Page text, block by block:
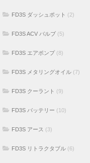
FD3S ダッシュポット (2)
FD3S ACV バルブ (5)
FD3S エアポンプ (8)
FD3S メタリングオイル (7)
FD3S クーラント (9)
FD3S バッテリー (10)
FD3S アース (3)
FD3S リトラクタブル (6)